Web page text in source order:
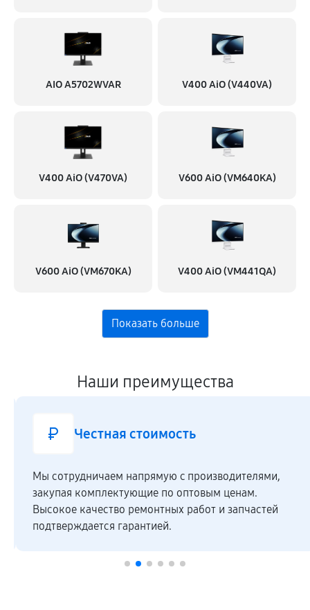
AIO A5702WVAR V400 AiO (V440VA)
V400 AiO (V470VA) V600 AiO (VM640KA)
V600 AiO (VM670KA) V400 AiO (VM441QA)
Наши преимущества
Честная стоимость
Мы сотрудничаем напрямую c производителями,
закупая комплектующие по оптовым ценам.
Высокое качество ремонтных работ и запчастей
подтверждается гарантией.